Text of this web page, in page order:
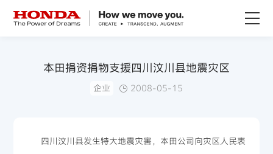
本田捐资捐物支援四川汶川县地震灾区
企业 2008-05-15
四川汶川县发生特大地震灾害，本田公司向灾区人民表